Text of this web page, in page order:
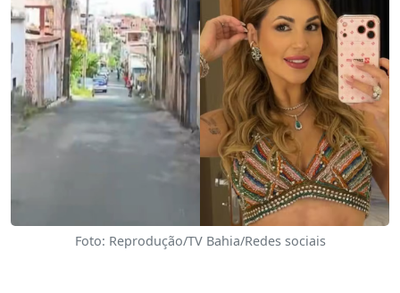
Foto: Reprodução/TV Bahia/Redes sociais